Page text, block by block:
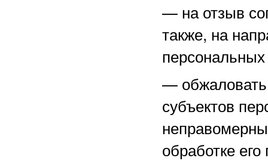
— на отзыв
также, на
—
субъектов
обработке